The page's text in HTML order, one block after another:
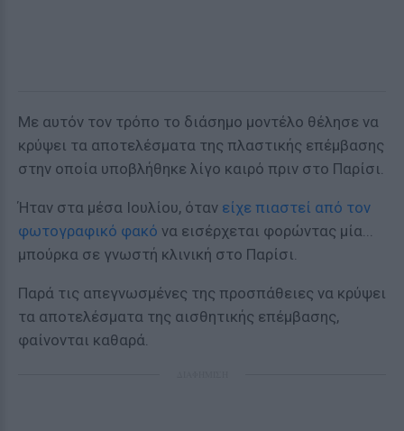
Με αυτόν τον τρόπο το διάσημο μοντέλο θέλησε να
κρύψει τα αποτελέσματα της πλαστικής επέμβασης
στην οποία υποβλήθηκε λίγο καιρό πριν στο Παρίσι.
Ήταν στα μέσα Ιουλίου, όταν είχε πιαστεί από τον
φωτογραφικό φακό να εισέρχεται φορώντας μία...
μπούρκα σε γνωστή κλινική στο Παρίσι.
Παρά τις απεγνωσμένες της προσπάθειες να κρύψει
τα αποτελέσματα της αισθητικής επέμβασης,
φαίνονται καθαρά.